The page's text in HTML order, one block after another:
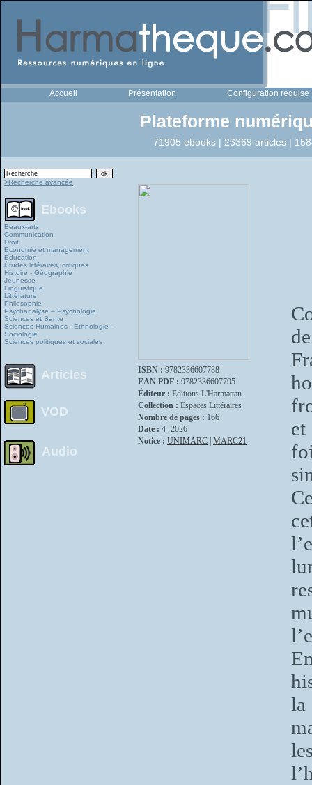
Accueil Présentation Configuration requise
Plateforme
71905 ebooks | 23369 articles |
>Recherche avancée
Ebooks
Beaux-arts
Communication
Droit
Economie et management
Education
Études littéraires, critiques
Histoire - Géographie
Jeunesse
Linguistique
Littérature
Philosophie
Psychanalyse – Psychologie
Sciences et Santé
Sciences Humaines - Ethnologie -
Sociologie
Sciences politiques et sociales
Articles
VOD
Audio
ISBN : 9782336607788
EAN PDF : 9782336607795
Éditeur : Editions L'Harmattan
Collection : Espaces Littéraires
Nombre de pages : 166
Date : 4- 2026
Notice : UNIMARC MARC21